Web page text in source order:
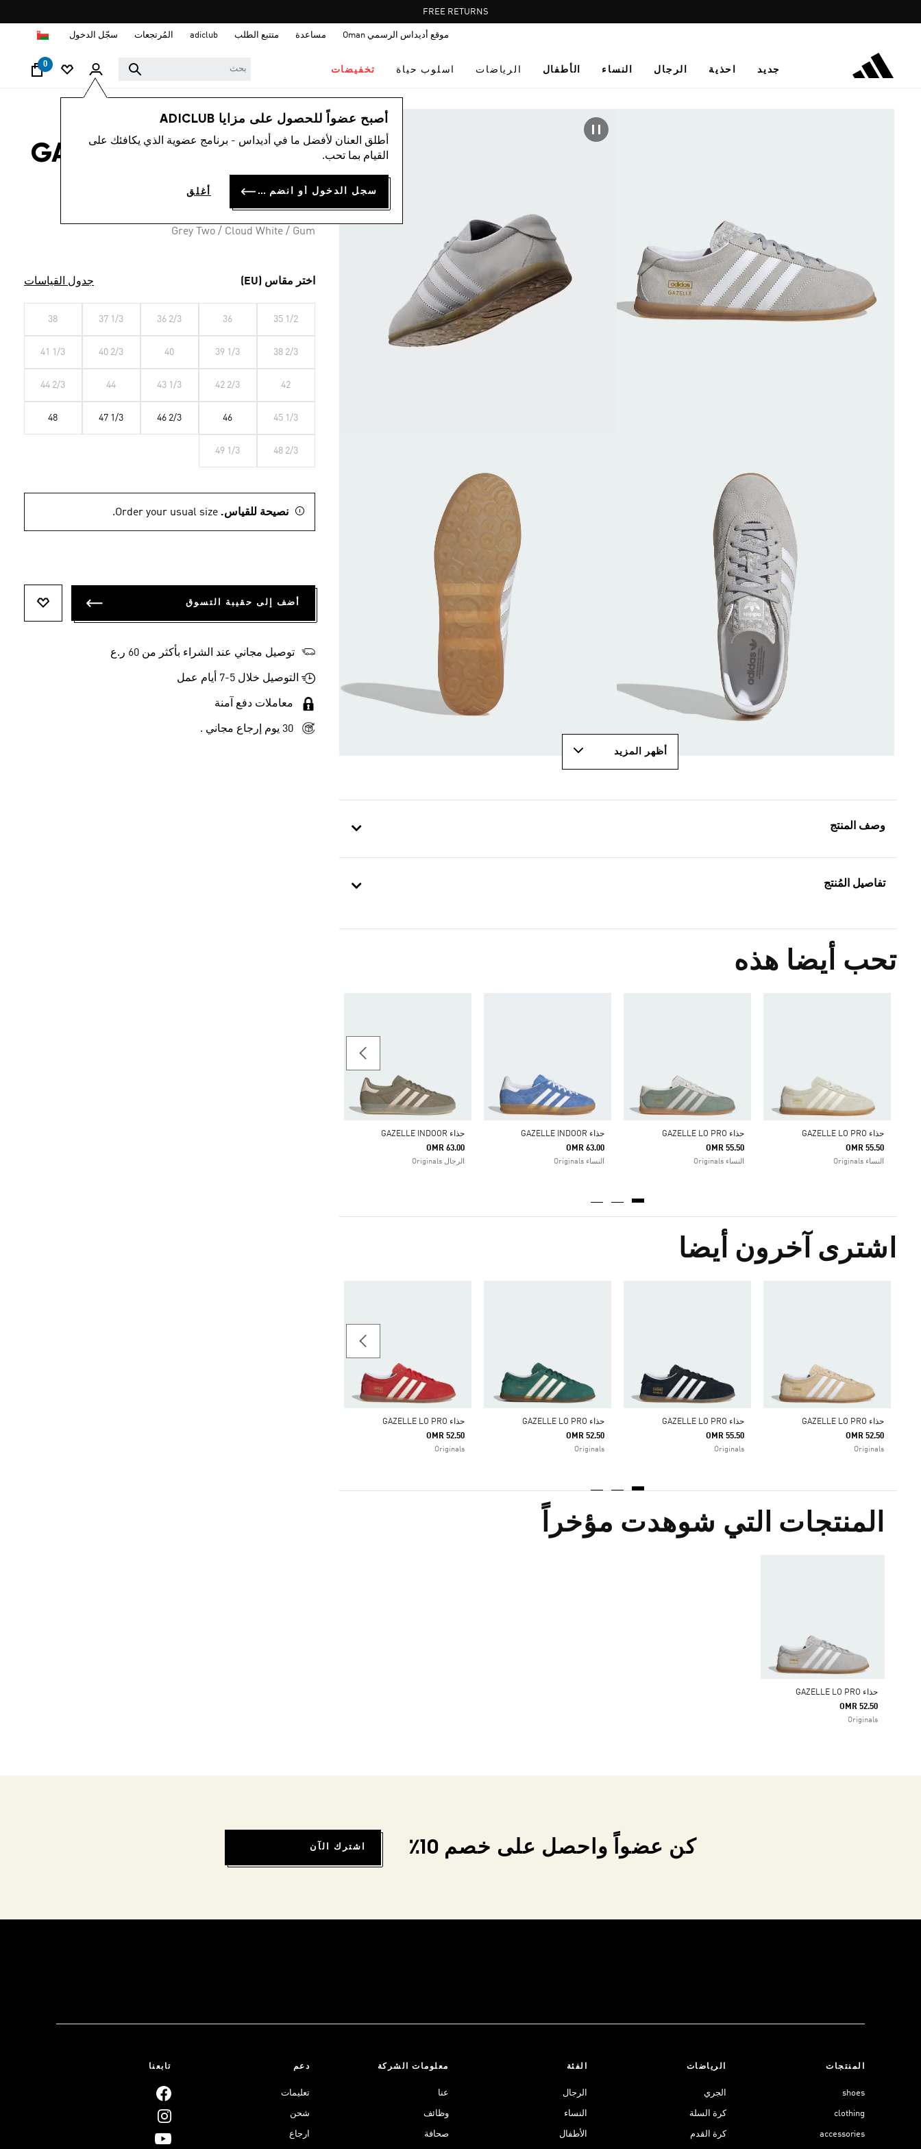
Pause
promotion
FREE RETURNS
موقع أديداس الرسمي Oman مساعدة متتبع الطلب adiclub المُرتجعات سجّل الدخول
جديد احذية الرجال النساء الأطفال الرياضات اسلوب حياة تخفيضات
0
أصبح عضواً للحصول على مزايا ADICLUB
أطلق العنان لأفضل ما في أديداس - برنامج عضوية الذي يكافئك على
القيام بما تحب.
سجل الدخول أو انضم الآن أغلق
أظهر المزيد
وصف المنتج
تفاصيل المُنتج
تحب أيضا هذه
حذاء GAZELLE LO PRO
OMR 55.50
النساء Originals
حذاء GAZELLE LO PRO
OMR 55.50
النساء Originals
حذاء GAZELLE INDOOR
OMR 63.00
النساء Originals
حذاء GAZELLE INDOOR
OMR 63.00
الرجال Originals
اشترى آخرون أيضا
حذاء GAZELLE LO PRO
OMR 52.50
Originals
حذاء GAZELLE LO PRO
OMR 55.50
Originals
حذاء GAZELLE LO PRO
OMR 52.50
Originals
حذاء GAZELLE LO PRO
OMR 52.50
Originals
المنتجات التي شوهدت مؤخراً
حذاء GAZELLE LO PRO
OMR 52.50
Originals
اسلوب حياة العلامات التجارية أوريجينالز
حذاء GAZELLE LO PRO
OMR 52.50
Grey Two / Cloud White / Gum
اختر مقاس (EU) جدول القياسات
35 1/2
36
36 2/3
37 1/3
38
38 2/3
39 1/3
40
40 2/3
41 1/3
42
42 2/3
43 1/3
44
44 2/3
45 1/3
46
46 2/3
47 1/3
48
48 2/3
49 1/3
نصيحة للقياس.Order your usual size.
أضف إلى حقيبة التسوق
توصيل مجاني عند الشراء بأكثر من 60 ر.ع
التوصيل خلال 5-7 أيام عمل
معاملات دفع آمنة
30 يوم إرجاع مجاني .
كن عضواً واحصل على خصم 10٪ اشترك الآن
المنتجات
shoes
clothing
accessories
الرياضات
الجري
كرة السلة
كرة القدم
الفئة
الرجال
النساء
الأطفال
معلومات الشركة
عنا
وظائف
صحافة
دعم
تعليمات
شحن
ارجاع
تابعنا